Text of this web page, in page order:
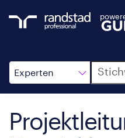
Experten
Suche